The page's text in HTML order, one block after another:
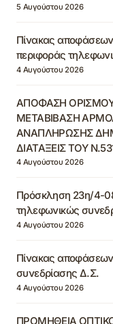
5 Αυγούστου 2026
Πίνακας
περιφοράς
4 Αυγούστου 2026
ΑΠΟΦΑΣΗ
ΜΕΤΑΒΙΒΑΣΗ
ΑΝΑΠΛΗΡΩΣΗΣ
ΔΙΑΤΑΞΕΙΣ ΤΟΥ
4 Αυγούστου 2026
Πρόσκληση 23η/4-
τηλεφωνικώς
4 Αυγούστου 2026
Πίνακας
συνεδρίασης Δ.Σ.
4 Αυγούστου 2026
ΠΡΟΜΗΘΕΙΑ